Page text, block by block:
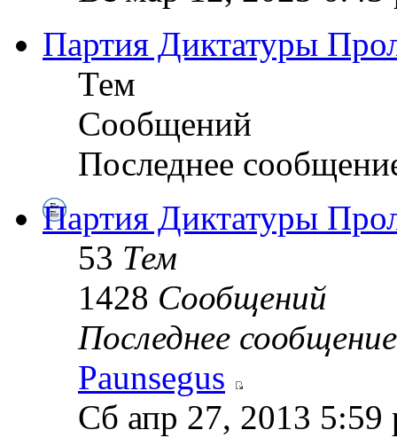
Партия Диктатуры
Тем
Сообщений
Последнее
Партия Диктатуры
53 Тем
1428 Сообщений
Последнее сообщение
Paunsegus
Сб апр 27, 2013 5:59